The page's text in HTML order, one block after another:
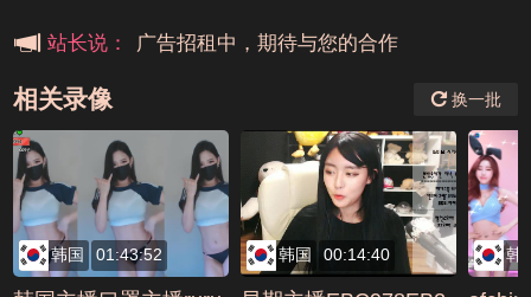
站长说： 广告招租中，期待与您的合作
相关录像 换一批
韩国 01:43:52 韩国 00:14:40 韩